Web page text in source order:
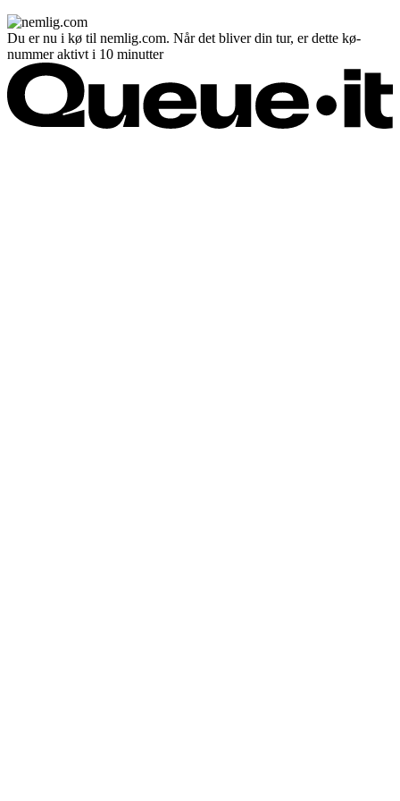
Du er nu i kø til nemlig.com. Når det bliver din tur, er dette kø-
nummer aktivt i 10 minutter